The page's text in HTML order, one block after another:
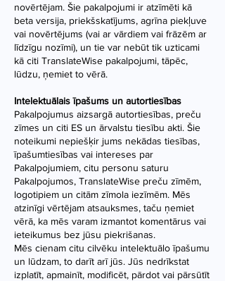
novērtējam. Šie pakalpojumi ir atzīmēti kā
beta versija, priekšskatījums, agrīna piekļuve
vai novērtējums (vai ar vārdiem vai frāzēm ar
līdzīgu nozīmi), un tie var nebūt tik uzticami
kā citi TranslateWise pakalpojumi, tāpēc,
lūdzu, ņemiet to vērā.
Intelektuālais īpašums un autortiesības
Pakalpojumus aizsargā autortiesības, preču
zīmes un citi ES un ārvalstu tiesību akti. Šie
noteikumi nepiešķir jums nekādas tiesības,
īpašumtiesības vai intereses par
Pakalpojumiem, citu personu saturu
Pakalpojumos, TranslateWise preču zīmēm,
logotipiem un citām zīmola iezīmēm. Mēs
atzinīgi vērtējam atsauksmes, taču ņemiet
vērā, ka mēs varam izmantot komentārus vai
ieteikumus bez jūsu piekrišanas.
Mēs cienam citu cilvēku intelektuālo īpašumu
un lūdzam, to darīt arī jūs. Jūs nedrīkstat
izplatīt, apmainīt, modificēt, pārdot vai pārsūtīt